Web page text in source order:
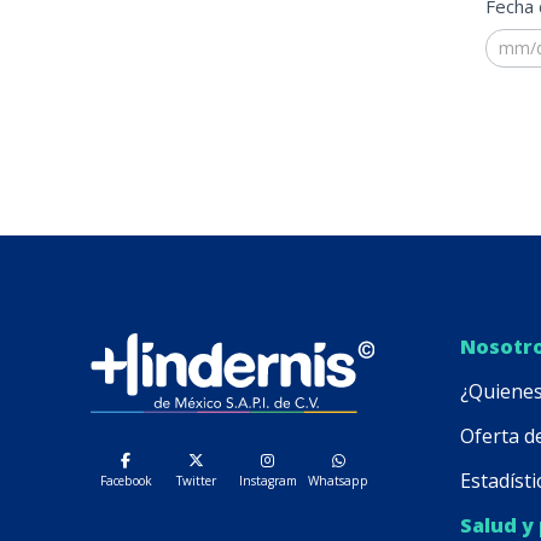
Facebook Twitter Instagram Whatsapp
Oferta
Salud